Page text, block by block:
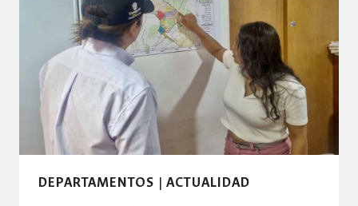
GARAVITO
EN
UNA
JORNADA
RECONOCIMIENTOS
PARA
FIBOG.
DEPARTAMENTOS |ACTUALIDAD